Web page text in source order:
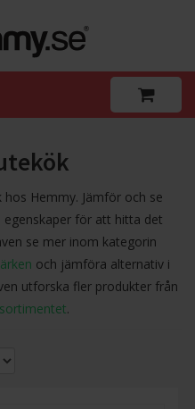
Hemmy. Jämför och se
egenskaper för att hitta det
se mer inom kategorin
och jämföra alternativ i
utforska fler produkter från
.